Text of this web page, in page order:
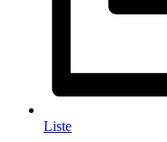
Liste